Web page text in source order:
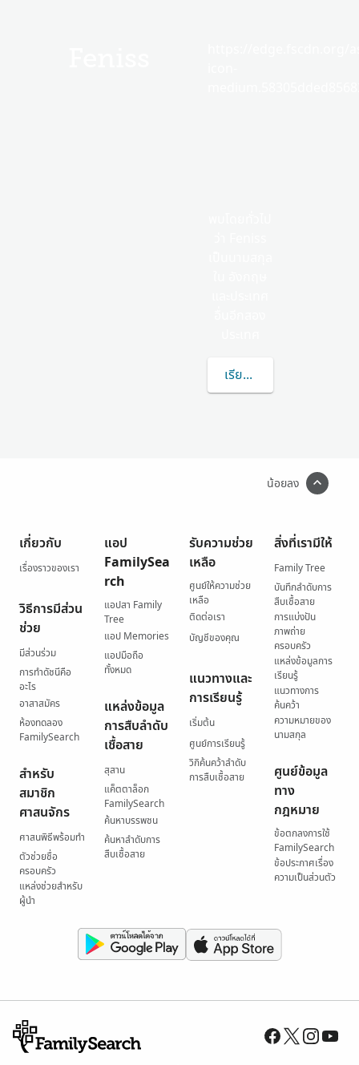
เรียนรู้เพิ่มเติมเกี่ยวกับ
น้อยลง
เกี่ยวกับ
เรื่องราวของเรา
วิธีการมีส่วน
ช่วย
มีส่วนร่วม
การทำดัชนีคือ
อะไร
อาสาสมัคร
ห้องทดลอง
FamilySearch
สำหรับ
สมาชิก
ศาสนจักร
ศาสนพิธีพร้อมทำ
ตัวช่วยชื่อ
ครอบครัว
แหล่งช่วยสำหรับ
ผู้นำ
แอป
FamilySea
rch
แอปสา Family
Tree
แอป Memories
แอปมือถือ
ทั้งหมด
แหล่งข้อมูล
การสืบลำดับ
เชื้อสาย
สุสาน
แค็ตตาล็อก
FamilySearch
ค้นหาบรรพชน
ค้นหาลำดับการ
สืบเชื้อสาย
รับความช่วย
เหลือ
ศูนย์ให้ความช่วย
เหลือ
ติดต่อเรา
บัญชีของคุณ
แนวทางและ
การเรียนรู้
เริ่มต้น
ศูนย์การเรียนรู้
วิกิค้นคว้าลำดับ
การสืบเชื้อสาย
สิ่งที่เรามีให้
Family Tree
บันทึกลำดับการ
สืบเชื้อสาย
การแบ่งปัน
ภาพถ่าย
ครอบครัว
แหล่งข้อมูลการ
เรียนรู้
แนวทางการ
ค้นคว้า
ความหมายของ
นามสกุล
ศูนย์ข้อมูล
ทาง
กฎหมาย
ข้อตกลงการใช้
FamilySearch
ข้อประกาศเรื่อง
ความเป็นส่วนตัว